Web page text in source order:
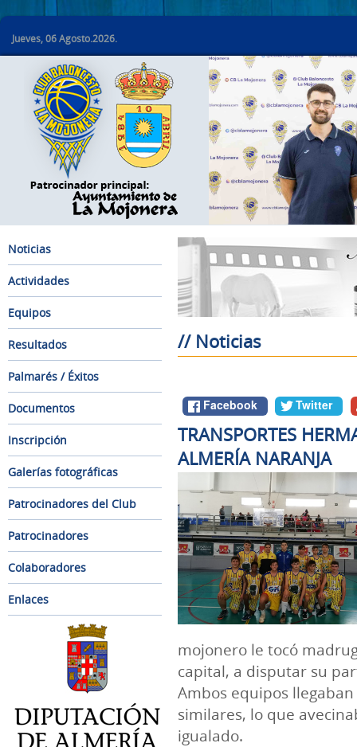
Jueves, 06 Agosto.2026.
Noticias
Actividades
Equipos
Resultados
Palmarés / Éxitos
Documentos
Inscripción
Galerías fotográficas
Patrocinadores del Club
Patrocinadores
Colaboradores
Enlaces
// Noticias
Facebook Twitter
TRANSPORTES
ALMERÍA NARANJA
mojonero le tocó
capital, a disputar su
Ambos equipos
similares, lo que
igualado.